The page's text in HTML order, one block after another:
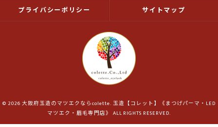
プライバシーポリシー サイトマップ
© 2026 大阪府玉造のマツエクならcolette. 玉造【コレット】《まつげパーマ・LED
マツエク・眉毛専門店》 ALL RIGHTS RESERVED.